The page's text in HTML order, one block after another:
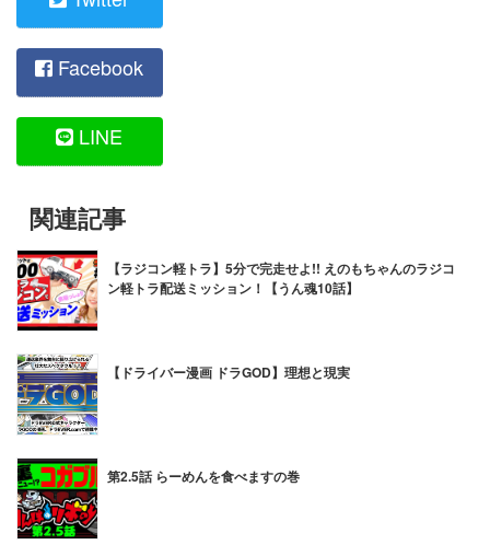
Facebook
LINE
関連記事
【ラジコン軽トラ】5分で完走せよ!! えのもちゃんのラジコ
ン軽トラ配送ミッション！【うん魂10話】
【ドライバー漫画 ドラGOD】理想と現実
第2.5話 らーめんを食べますの巻